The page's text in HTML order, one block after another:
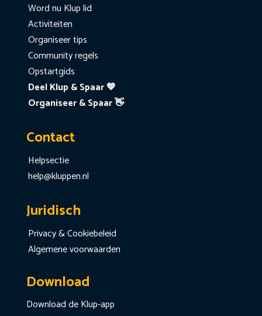
Word nu Klup lid
Activiteiten
Organiseer tips
Community regels
Opstartgids
Deel Klup & Spaar 💙
Organiseer & Spaar 👋
Contact
Helpsectie
help@kluppen.nl
Juridisch
Privacy & Cookiebeleid
Algemene voorwaarden
Download
Download de Klup-app